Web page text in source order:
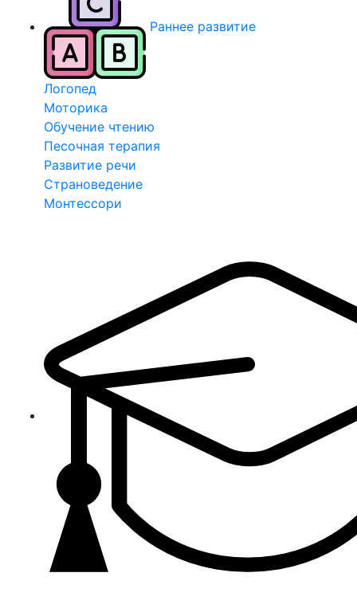
Раннее развитие
Логопед
Моторика
Обучение чтению
Песочная терапия
Развитие речи
Страноведение
Монтессори